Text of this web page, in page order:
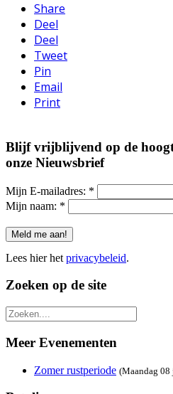
Share
Deel
Deel
Tweet
Pin
Email
Print
Blijf vrijblijvend op de
onze Nieuwsbrief
Mijn E-mailadres: *
Mijn naam: *
Lees hier het privacybeleid.
Zoeken op de site
Meer Evenementen
Zomer rustperiode (Maandag